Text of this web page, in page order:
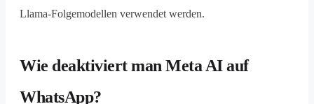
Llama-Folgemodellen verwendet werden.
Wie deaktiviert man Meta AI auf
WhatsApp?